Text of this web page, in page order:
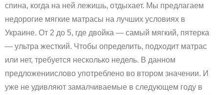
спина, когда на ней лежишь, отдыхает. Мы предлагаем
недорогие мягкие матрасы на лучших условиях в
Украине. От 2 до 5, где двойка — самый мягкий, пятерка
— ультра жесткий. Чтобы определить, подходит матрас
или нет, требуется несколько недель. В данном
предложениислово употреблено во втором значении. И
уже не удивляют замалчиваемые в следующем году в